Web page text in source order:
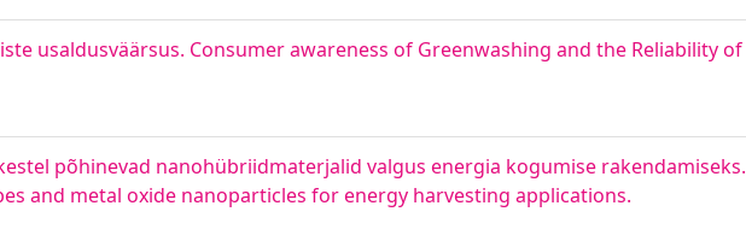
usaldusväärsus. Consumer awareness of Greenwashing and the Reliability of
põhinevad nanohübriidmaterjalid valgus energia kogumise rakendamiseks.
and metal oxide nanoparticles for energy harvesting applications.